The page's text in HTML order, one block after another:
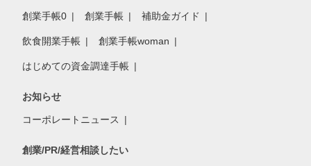
創業手帳0 創業手帳 補助金ガイド
飲食開業手帳 創業手帳woman
はじめての資金調達手帳
お知らせ
コーポレートニュース
創業/PR/経営相談したい